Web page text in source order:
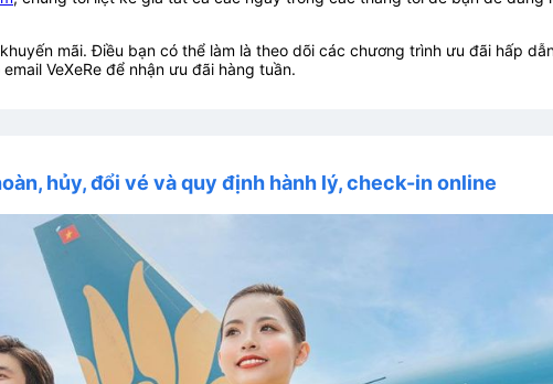
mãi. Điều bạn có thể làm là theo dõi các chương trình ưu đãi hấp
VeXeRe để nhận ưu đãi hàng tuần.
hủy, đổi vé và quy định hành lý, check-in online